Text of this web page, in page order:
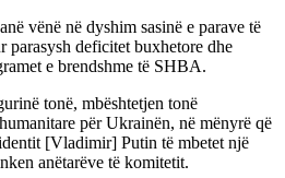
vënë në dyshim sasinë e parave të
parasysh deficitet buxhetore dhe
e brendshme të SHBA.
tonë, mbështetjen tonë
për Ukrainën, në mënyrë që
[Vladimir] Putin të mbetet një
anëtarëve të komitetit.